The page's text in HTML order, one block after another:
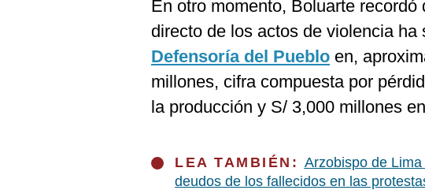
En otro momento, Boluarte
directo de los actos de violencia ha
Defensoría del Pueblo en,
millones, cifra compuesta por
la producción y S/ 3,000 millones
LEA TAMBIÉN: Arzobispo de
deudos de los fallecidos en las